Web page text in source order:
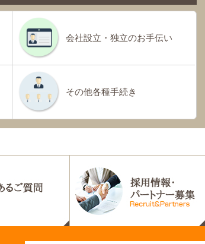
会社設立・独立のお手伝い
その他各種手続き